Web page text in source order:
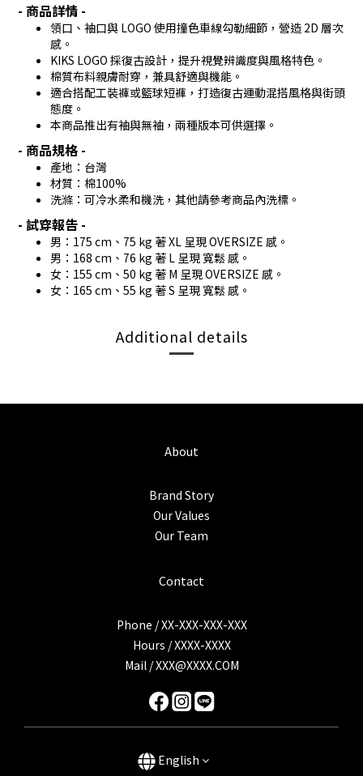
- 商品詳情 -
領口、袖口與 LOGO 使用撞色車線勾勒細節，營造 2D 層次
感。
KIKS LOGO 採復古設計，提升視覺辨識度與風格特色。
棉質布料親膚耐穿，兼具舒適與機能。
適合搭配工裝褲或籃球短褲，打造復古運動混搭風格與街頭
態度。
本商品推出有袖與無袖，兩種版本可供選擇。
- 商品規格 -
產地：台灣
材質：棉100%
洗滌：可冷水柔和機洗，其他請參考商品內洗標。
- 試穿報告 -
男：175 cm、75 kg 著 XL 呈現 OVERSIZE 感。
男：168 cm、76 kg 著 L 呈現 寬鬆 感。
女：155 cm、50 kg 著 M 呈現 OVERSIZE 感。
女：165 cm、55 kg 著 S 呈現 寬鬆 感。
Additional details
About
Brand Story
Our Values
Our Team
Contact
Phone / XX-XXX-XXX-XXX
Hours / XXXX-XXXX
Mail / XXX@XXXX.COM
English